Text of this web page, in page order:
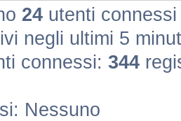
24 utenti
negli ultimi 5
connessi: 344
Nessuno